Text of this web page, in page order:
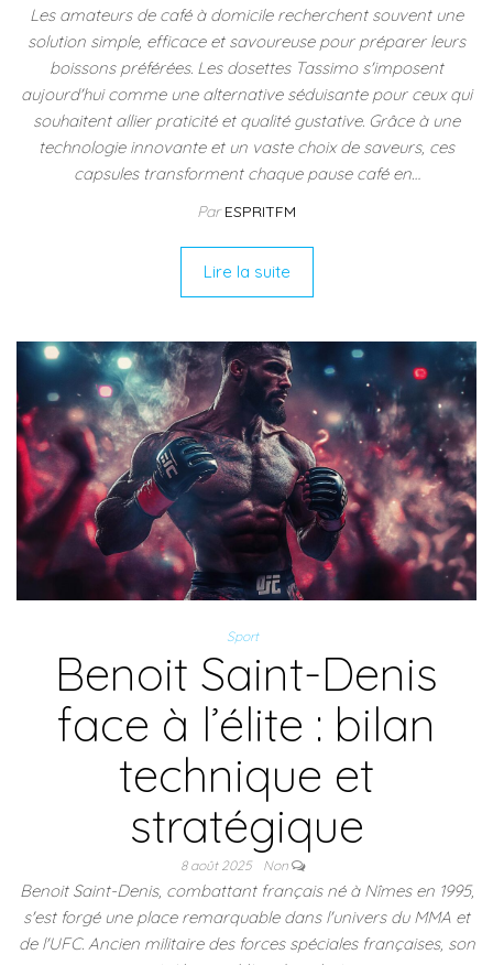
Les amateurs de café à domicile recherchent souvent une
solution simple, efficace et savoureuse pour préparer leurs
boissons préférées. Les dosettes Tassimo s'imposent
aujourd'hui comme une alternative séduisante pour ceux qui
souhaitent allier praticité et qualité gustative. Grâce à une
technologie innovante et un vaste choix de saveurs, ces
capsules transforment chaque pause café en…
ParESPRITFM
Lire la suite
Sport
Benoit Saint-Denis
face à l’élite : bilan
technique et
stratégique
8 août 2025 Non
Benoit Saint-Denis, combattant français né à Nîmes en 1995,
s'est forgé une place remarquable dans l'univers du MMA et
de l'UFC. Ancien militaire des forces spéciales françaises, son